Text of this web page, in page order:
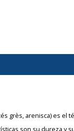
grès, arenisca)​ es el
son su dureza y